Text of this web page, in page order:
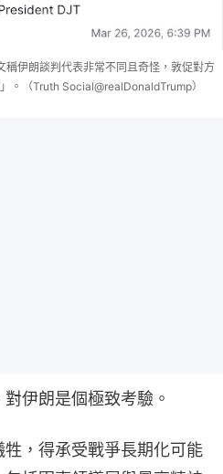
伊朗談判代表非常不同且奇怪，敦促對方
。（Truth Social@realDonaldTrump）
伊朗是個極致考驗。
，得承受戰爭長期化可能